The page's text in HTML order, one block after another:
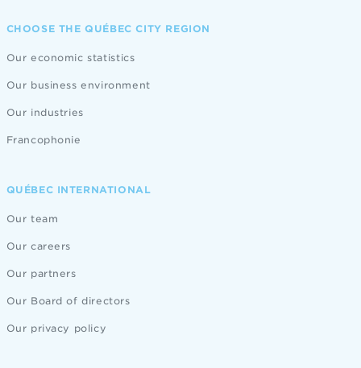
CHOOSE THE QUÉBEC CITY REGION
Our economic statistics
Our business environment
Our industries
Francophonie
QUÉBEC INTERNATIONAL
Our team
Our careers
Our partners
Our Board of directors
Our privacy policy